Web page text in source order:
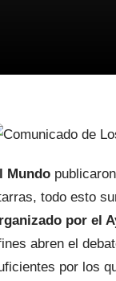
Mundo
todo esto
por el
abren el
por los